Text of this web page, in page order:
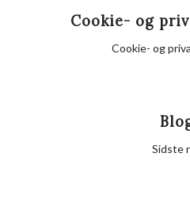
Cookie- og
Cookie- og
Sidste